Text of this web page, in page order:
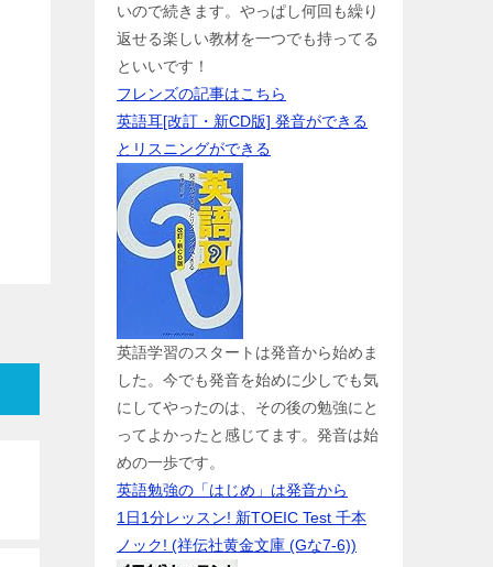
いので続きます。やっぱし何回も繰り
返せる楽しい教材を一つでも持ってる
といいです！
フレンズの記事はこちら
英語耳[改訂・新CD版] 発音ができる
とリスニングができる
英語学習のスタートは発音から始めま
した。今でも発音を始めに少しでも気
にしてやったのは、その後の勉強にと
ってよかったと感じてます。発音は始
めの一歩です。
英語勉強の「はじめ」は発音から
1日1分レッスン! 新TOEIC Test 千本
ノック! (祥伝社黄金文庫 (Gな7-6))